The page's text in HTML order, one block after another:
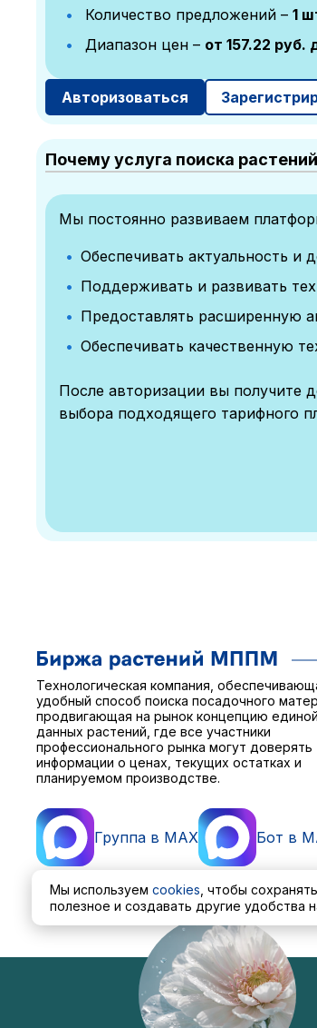
Количество предложений – 1
Диапазон цен – от 157.22 руб.
Авторизоваться
Почему услуга поиска
Мы постоянно развиваем
Обеспечивать актуальность
Поддерживать и развивать
Предоставлять расширенную
Обеспечивать качественную
После авторизации вы получите
выбора подходящего тарифного
Технологическая компания,
удобный способ поиска посадочного
продвигающая на рынок концепцию
данных растений, где все участники
профессионального рынка могут доверять
информации о ценах, текущих остатках и
планируемом производстве.
Группа в MAX Бот в
Пользовательское соглашение
Мы используем cookies , чтобы
полезное и создавать другие удобства